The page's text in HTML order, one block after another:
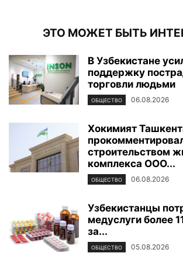
ЭТО МОЖЕТ БЫТЬ
В Узбекистане
поддержку
торговли людьми
ОБЩЕСТВО 06.08.2026
Хокимият
строительством
комплекса ООО...
ОБЩЕСТВО 06.08.2026
Узбекистанцы
медуслуги более
за...
ОБЩЕСТВО 05.08.2026